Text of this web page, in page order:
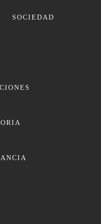
SOCIEDAD
LEIVA
azules..» un